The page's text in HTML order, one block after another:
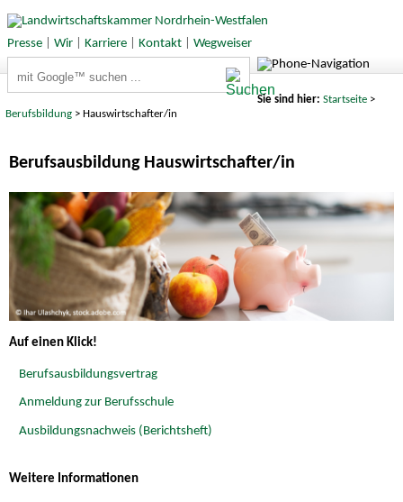
Presse| Wir| Karriere| Kontakt| Wegweiser
Sie sind hier: Startseite>
Berufsbildung > Hauswirtschafter/in
Berufsausbildung Hauswirtschafter/in
Auf einen Klick!
Berufsausbildungsvertrag
Anmeldung zur Berufsschule
Ausbildungsnachweis (Berichtsheft)
Weitere Informationen